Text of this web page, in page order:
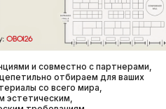
и совместно с партнерами,
отбираем для ваших
со всего мира,
эстетическим,